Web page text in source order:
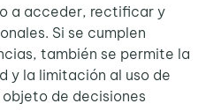
a acceder, rectificar y
Si se cumplen
también se permite la
y la limitación al uso de
de decisiones